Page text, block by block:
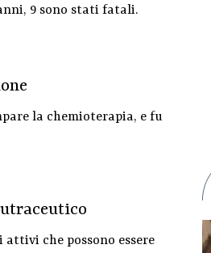
9 sono stati fatali.
la chemioterapia, e fu
che possono essere